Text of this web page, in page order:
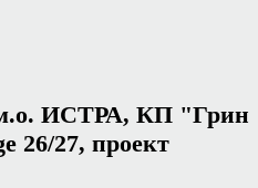
ИСТРА, КП "Грин
26/27, проект